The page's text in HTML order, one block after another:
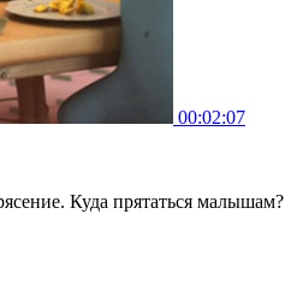
00:02:07
Куда прятаться малышам?